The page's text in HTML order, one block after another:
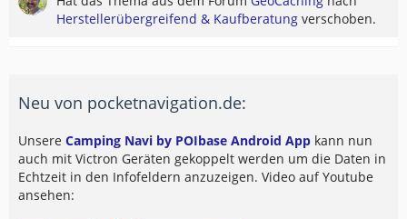
Herstellerübergreifend & Kaufberatung verschoben.
Neu von pocketnavigation.de:
Unsere Camping Navi by POIbase Android App kann nun
auch mit Victron Geräten gekoppelt werden um die Daten in
Echtzeit in den Infofeldern anzuzeigen. Video auf Youtube
ansehen: